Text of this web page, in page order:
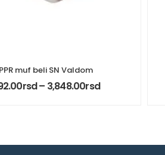
PPR muf beli SN Valdom
rsd– 3,848.00rsd